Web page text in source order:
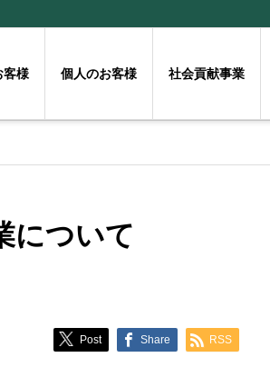
客様 個人のお客様 社会貢献事業
について
Post Share RSS